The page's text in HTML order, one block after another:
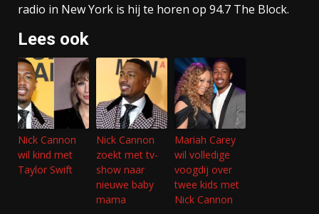
radio in New York is hij te horen op 94.7 The Block.
Lees ook
Nick Cannon
wil kind met
Taylor Swift
Nick Cannon
zoekt met tv-
show naar
nieuwe baby
mama
Mariah Carey
wil volledige
voogdij over
twee kids met
Nick Cannon